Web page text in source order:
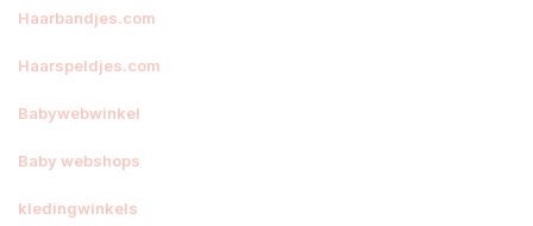
Haarbandjes.com
Haarspeldjes.com
Babywebwinkel
Baby webshops
kledingwinkels